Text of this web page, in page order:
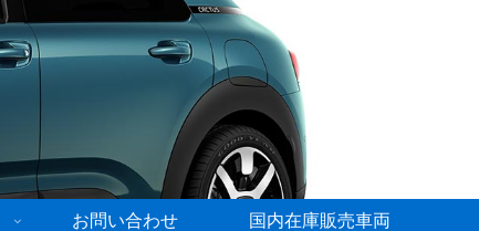
お問い合わせ 国内在庫販売車両